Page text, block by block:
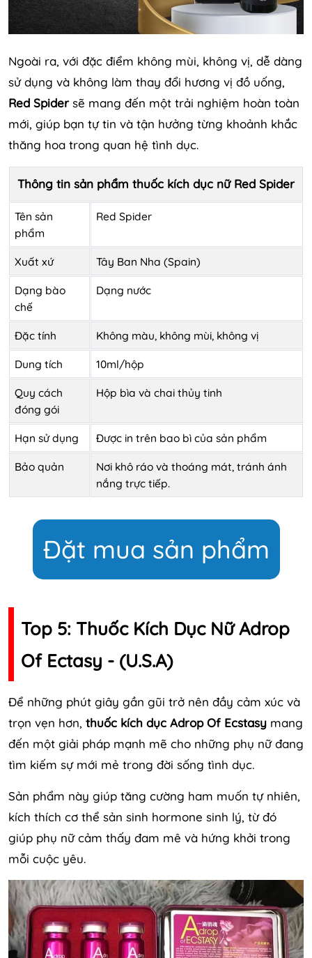
Ngoài ra, với đặc điểm không mùi, không vị, dễ dàng
sử dụng và không làm thay đổi hương vị đồ uống,
Red Spidersẽ mang đến một trải nghiệm hoàn toàn
mới, giúp bạn tự tin và tận hưởng từng khoảnh khắc
thăng hoa trong quan hệ tình dục.
Thông tin sản phẩm thuốc kích dục nữ Red Spider
Tên sản
phẩm
Red Spider
Xuất xứ Tây Ban Nha (Spain)
Dạng bào
chế
Dạng nước
Đặc tính Không màu, không mùi, không vị
Dung tích 10ml/hộp
Quy cách
đóng gói
Hộp bìa và chai thủy tinh
Hạn sử dụng Được in trên bao bì của sản phẩm
Bảo quản
Nơi khô ráo và thoáng mát, tránh ánh
nắng trực tiếp.
Đặt mua sản phẩm
Top 5: Thuốc Kích Dục Nữ Adrop
Of Ectasy - (U.S.A)
Để những phút giây gần gũi trở nên đầy cảm xúc và
trọn vẹn hơn, thuốc kích dục Adrop Of Ecstasy mang
đến một giải pháp mạnh mẽ cho những phụ nữ đang
tìm kiếm sự mới mẻ trong đời sống tình dục.
Sản phẩm này giúp tăng cường ham muốn tự nhiên,
kích thích cơ thể sản sinh hormone sinh lý, từ đó
giúp phụ nữ cảm thấy đam mê và hứng khởi trong
mỗi cuộc yêu.